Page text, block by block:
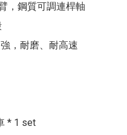
，鋼質可調連桿軸
，耐磨、耐高速
* 1 set